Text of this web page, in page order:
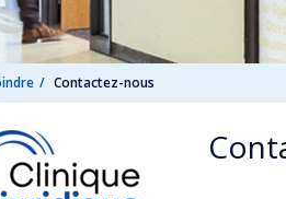
Contactez-nous